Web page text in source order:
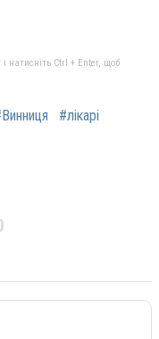
натисніть Ctrl + Enter, щоб
#лікарі